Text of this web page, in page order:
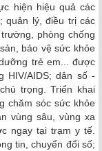
hiện hiệu quả các
quản lý, điều trị các
phòng chống
bảo vệ sức khỏe
trẻ em... được
HIV/AIDS; dân số -
trọng. Triển khai
chăm sóc sức khỏe
vùng sâu, vùng xa
ngay tại trạm y tế.
tin, chuyển đổi số;